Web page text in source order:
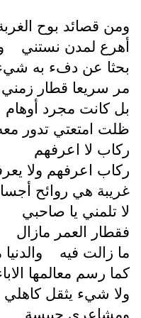
ومن قصائد بوح
أهرع لمدن نستني
بحثا عن دفء به
مر سريعا قطار زمني
بل كانت مجرد أوهام
ظلت امتعتي تدور
ركاب لا اعرفهم
ركاب اعرفهم ولا
غريبة هي روائح
لا تلمني يا صاحبي
فقطار العمر مازال
ما زالت فيه
كما رسم معالمها
ولا شيء يثقل كاهلي
ومشاعري حبيسة